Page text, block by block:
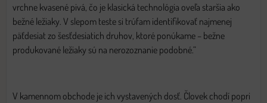
vrchne kvasené pivá, čo je klasická technológia oveľa staršia ako
bežné ležiaky. V slepom teste si trúfam identifikovať najmenej
päťdesiat zo šesťdesiatich druhov, ktoré ponúkame – bežne
produkované ležiaky sú na nerozoznanie podobné.“
V kamennom obchode je ich vystavených dosť. Človek chodí popri